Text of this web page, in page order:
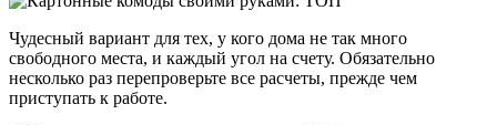
Чудесный вариант для тех, у кого дома не так много
свободного места, и каждый угол на счету. Обязательно
несколько раз перепроверьте все расчеты, прежде чем
приступать к работе.